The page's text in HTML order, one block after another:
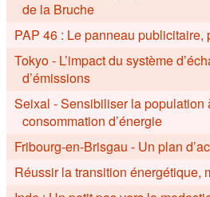
de la Bruche
PAP 46 : Le panneau publicitaire,
Tokyo - L’impact du système
d’émissions
Seixal - Sensibiliser la population
consommation d’énergie
Fribourg-en-Brisgau - Un plan
Réussir la transition énergétique,